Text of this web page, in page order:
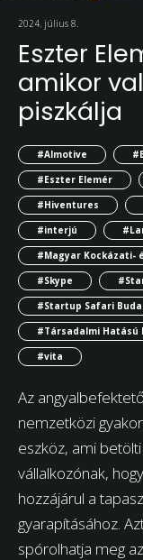
2024. július 8.
Eszter
amikor
piszkálja
#AImotive
#Eszter Elemér
#Hiventures
#interjú
#Magyar Kockázati-
#Skype
#Startup Safari
#Társadalmi Hatású
#vita
Az
nemzetközi
eszköz, ami
vállalkozónak,
hozzájárul a
gyarapításához.
spórolhatja meg